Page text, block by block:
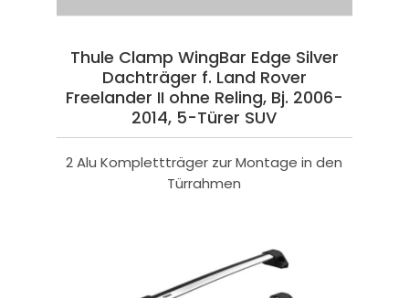
Thule Clamp WingBar Edge Silver
Dachträger f. Land Rover
Freelander II ohne Reling, Bj. 2006-
2014, 5-Türer SUV
2 Alu Komplettträger zur Montage in den
Türrahmen